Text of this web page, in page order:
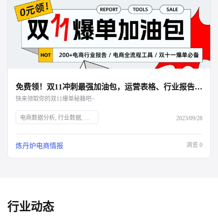
免费领！双11冲刺最强加油包，运营表格、行业报告、面试资料全都有！
快来领取你的双11爆单秘籍吧~
电商数据分析, 行业数据, 品牌数据, 店铺数据, 商品数据, 炼丹炉, 双十一大促, 运营表格, 行业报告, 面试资料, 电商干货包, 免费领取, 大促销售目标规划, 流量渠道复盘, 会员数据复盘, 电商部门绩效晋升, 电商运营利润分析, 出入库明细登记, 库存预警, 电商推广运营计划, 店铺运营每日流水记账, 店铺运营成本统计, 数据洞察, 市场消费趋势, 数字化驱动, 佛系经济, 大健康趋势, 护肤品功能性原料, 户外行业机会点, 男士护肤, 演出经济增长, 年轻人观察 2023/09/28
炼丹炉电商情报 浏览 0
行业动态